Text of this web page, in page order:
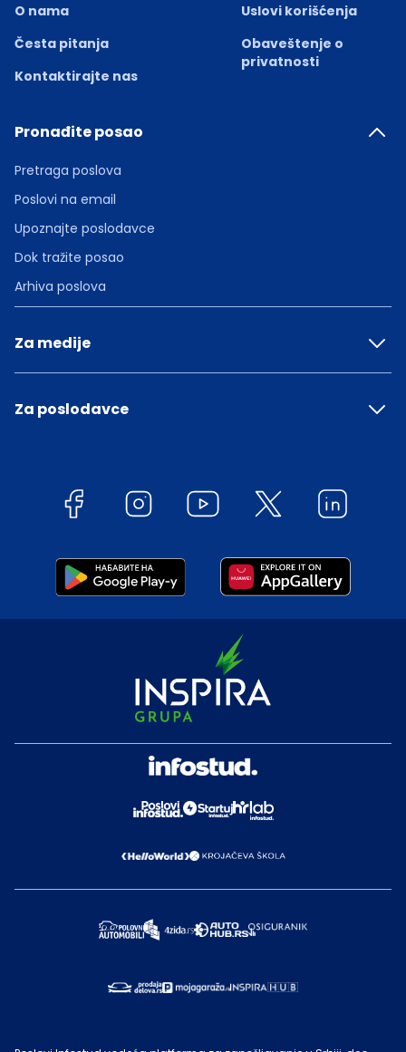
O nama
Česta pitanja
Kontaktirajte nas
Uslovi korišćenja
Obaveštenje o
privatnosti
Pronađite posao
Pretraga poslova
Poslovi na email
Upoznajte poslodavce
Dok tražite posao
Arhiva poslova
Za medije
Za poslodavce